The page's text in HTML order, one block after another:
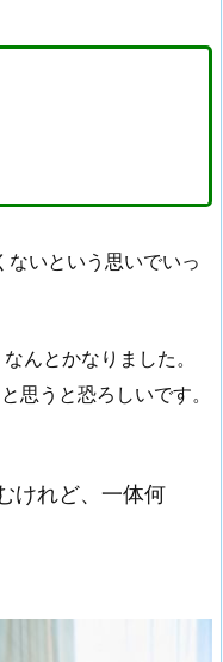
ないという思いでいっ
んとかなりました。
思うと恐ろしいです。
けれど、一体何